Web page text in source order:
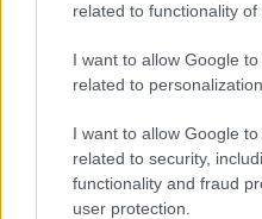
related to functionality of
I want to allow Google
related to personalization.
I want to allow Google
related to security,
functionality and fraud
user protection.